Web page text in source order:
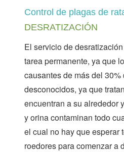
Control de plagas de
DESRATIZACIÓN
El servicio de
tarea permanente, ya que
causantes de más del
desconocidos, ya que
encuentran a su alrededor
y orina contaminan todo
el cual no hay que esperar
roedores para comenzar a